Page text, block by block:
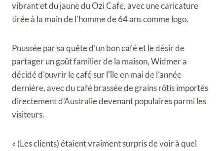
vibrant et du jaune du Ozi Cafe, avec une caricature
tirée à la main de l'homme de 64 ans comme logo.
Poussée par sa quête d'un bon café et le désir de
partager un goût familier de la maison, Widmer a
décidé d'ouvrir le café sur l'île en mai de l'année
dernière, avec du café brassée de grains rôtis importés
directement d'Australie devenant populaires parmi les
visiteurs.
« (Les clients) étaient vraiment surpris de voir à quel